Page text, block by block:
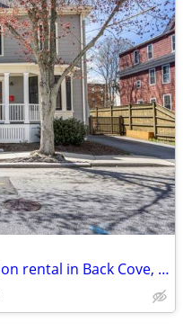
3 bedroom, 2 bathroom vacation rental in Back Cove, Portland